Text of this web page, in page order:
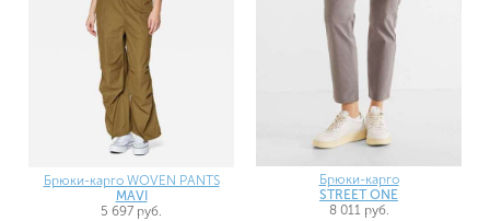
Брюки-карго WOVEN PANTS
MAVI
5 697 руб.
Брюки-карго
STREET ONE
8 011 руб.